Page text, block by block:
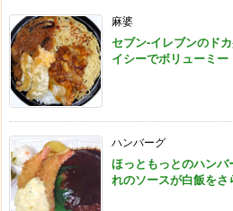
麻婆
セブン-イレブンのド
イシーでボリューミー
ハンバーグ
ほっともっとのハン
れのソースが白飯をさ